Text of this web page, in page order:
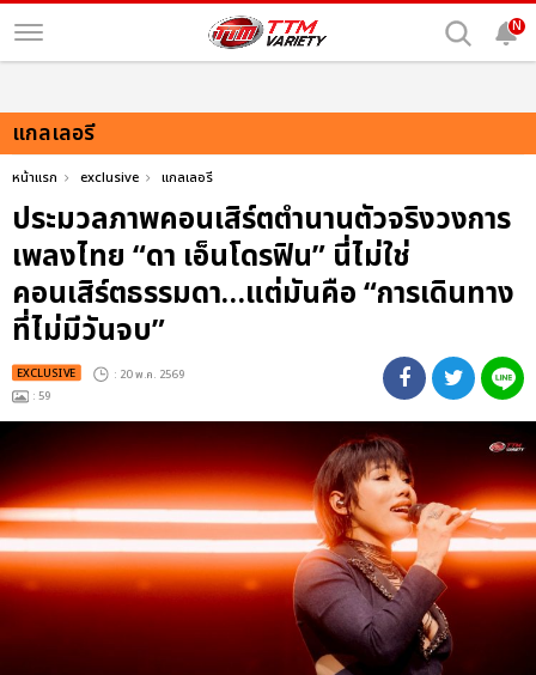
N
แกลเลอรี
หน้าแรก exclusive แกลเลอรี
ประมวลภาพคอนเสิร์ตตำนานตัวจริงวงการ
เพลงไทย “ดา เอ็นโดรฟิน” นี่ไม่ใช่
คอนเสิร์ตธรรมดา…แต่มันคือ “การเดินทาง
ที่ไม่มีวันจบ”
EXCLUSIVE : 20 พ.ค. 2569
: 59